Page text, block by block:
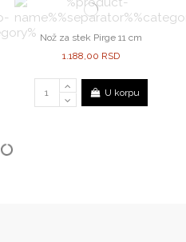
Nož za stek Pirge 11 cm
1.188,00 RSD
U korpu